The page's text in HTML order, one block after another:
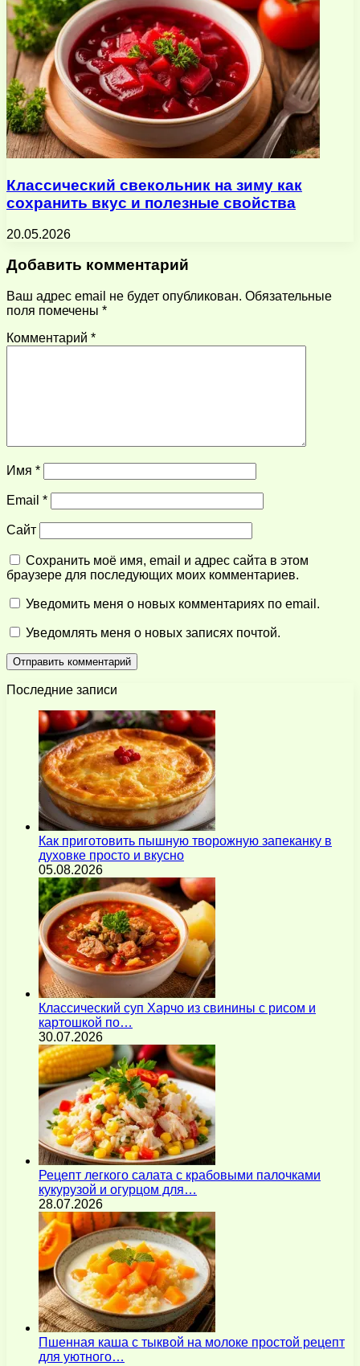
Классический свекольник на зиму как
сохранить вкус и полезные свойства
20.05.2026
Добавить комментарий
Ваш адрес email не будет опубликован. Обязательные
поля помечены *
Комментарий *
Имя *
Email *
Сайт
Сохранить моё имя, email и адрес сайта в этом
браузере для последующих моих комментариев.
Уведомить меня о новых комментариях по email.
Уведомлять меня о новых записях почтой.
Последние записи
Как приготовить пышную творожную запеканку в
духовке просто и вкусно
05.08.2026
Классический суп Харчо из свинины с рисом и
картошкой по…
30.07.2026
Рецепт легкого салата с крабовыми палочками
кукурузой и огурцом для…
28.07.2026
Пшенная каша с тыквой на молоке простой рецепт
для уютного…